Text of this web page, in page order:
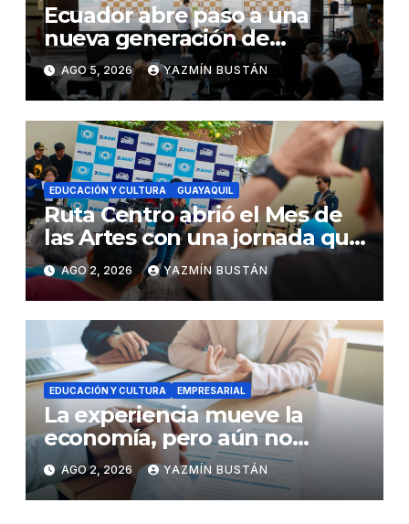
Ecuador abre paso a una
nueva generación de
ajedrecistas con Future
Grandmasters, el programa
de Karpowership
AGO 5, 2026 YAZMÍN BUSTÁN
EDUCACIÓN Y CULTURA GUAYAQUIL
Ruta Centro abrió el Mes de
las Artes con una jornada que
reunió música, cultura y
talento local
AGO 2, 2026 YAZMÍN BUSTÁN
EDUCACIÓN Y CULTURA EMPRESARIAL
La experiencia mueve la
economía, pero aún no
garantiza el crecimiento
profesional en Ecuador
AGO 2, 2026 YAZMÍN BUSTÁN